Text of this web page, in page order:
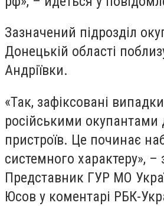
Зазначений підрозділ
Донецькій області
Андріївки.
«Так, зафіксовані
російськими окупантами
пристроїв. Це починає
системного характеру», –
Представник ГУР МО
Юсов у коментарі РБК-